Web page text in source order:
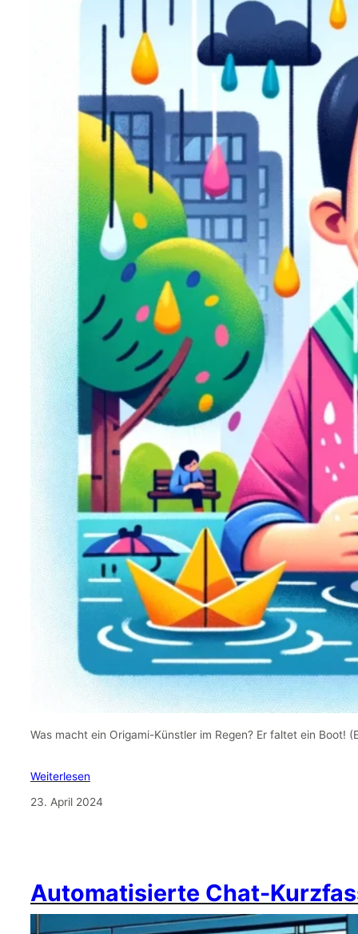
Was macht ein Origami-Künstler im Regen? Er faltet ein Boot!
Weiterlesen
23. April 2024
Automatisierte Chat-